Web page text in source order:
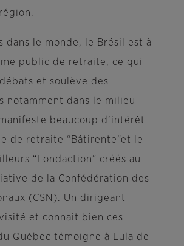
dans le monde, le Brésil est à
public de retraite, ce qui
et soulève des
notamment dans le milieu
beaucoup d’intérêt
de retraite “Bâtirente”et le
“Fondaction” créés au
de la Confédération des
(CSN). Un dirigeant
et connait bien ces
Québec témoigne à Lula de